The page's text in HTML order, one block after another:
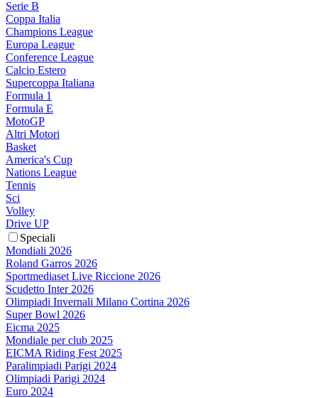
Serie B
Coppa Italia
Champions League
Europa League
Conference League
Calcio Estero
Supercoppa Italiana
Formula 1
Formula E
MotoGP
Altri Motori
Basket
America's Cup
Nations League
Tennis
Sci
Volley
Drive UP
Speciali
Mondiali 2026
Roland Garros 2026
Sportmediaset Live Riccione 2026
Scudetto Inter 2026
Olimpiadi Invernali Milano Cortina 2026
Super Bowl 2026
Eicma 2025
Mondiale per club 2025
EICMA Riding Fest 2025
Paralimpiadi Parigi 2024
Olimpiadi Parigi 2024
Euro 2024